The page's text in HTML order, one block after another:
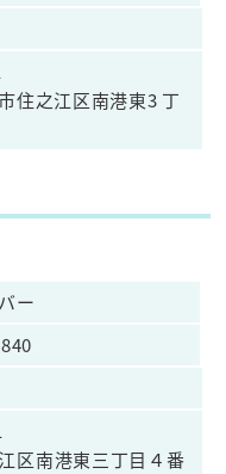
住之江区南港東3 丁
ー
区南港東三丁目４番